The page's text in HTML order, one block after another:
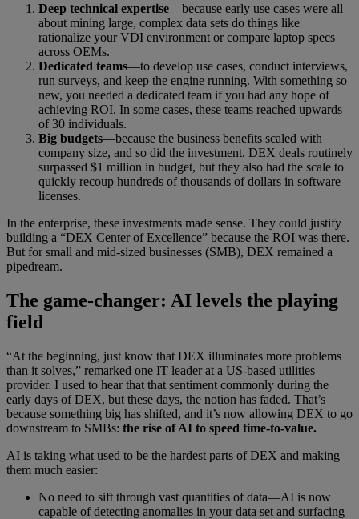
Deep technical expertise—because early use cases were all
about mining large, complex data sets do things like
rationalize your VDI environment or compare laptop specs
across OEMs.
Dedicated teams—to develop use cases, conduct interviews,
run surveys, and keep the engine running. With something so
new, you needed a dedicated team if you had any hope of
achieving ROI. In some cases, these teams reached upwards
of 30 individuals.
Big budgets—because the business benefits scaled with
company size, and so did the investment. DEX deals routinely
surpassed $1 million in budget, but they also had the scale to
quickly recoup hundreds of thousands of dollars in software
licenses.
In the enterprise, these investments made sense. They could justify
building a “DEX Center of Excellence” because the ROI was there.
But for small and mid-sized businesses (SMB), DEX remained a
pipedream.
The game-changer: AI levels the playing
field
“At the beginning, just know that DEX illuminates more problems
than it solves,” remarked one IT leader at a US-based utilities
provider. I used to hear that that sentiment commonly during the
early days of DEX, but these days, the notion has faded. That’s
because something big has shifted, and it’s now allowing DEX to go
downstream to SMBs: the rise of AI to speed time-to-value.
AI is taking what used to be the hardest parts of DEX and making
them much easier:
No need to sift through vast quantities of data—AI is now
capable of detecting anomalies in your data set and surfacing